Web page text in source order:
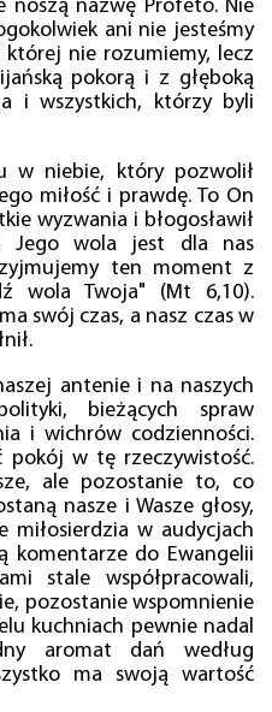
noszą nazwę Profeto. Nie
ani nie jesteśmy
nie rozumiemy, lecz
pokorą i z głęboką
i wszystkich, którzy byli
w niebie, który pozwolił
miłość i prawdę. To On
wyzwania i błogosławił
Jego wola jest dla nas
ten moment z
wola Twoja" (Mt 6,10).
swój czas, a nasz czas w
antenie i na naszych
bieżących spraw
i wichrów codzienności.
pokój w tę rzeczywistość.
ale pozostanie to, co
nasze i Wasze głosy,
miłosierdzia w audycjach
komentarze do Ewangelii
stale współpracowali,
pozostanie wspomnienie
kuchniach pewnie nadal
aromat dań według
ma swoją wartość